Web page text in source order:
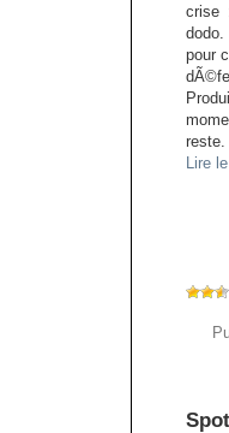
crise
pour
reste.
Lire